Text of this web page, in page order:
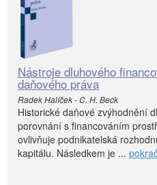
Nástroje dluhového
daňového práva
Radek Halíček - C. H. Beck
Historické daňové zvýhodnění
porovnání s financováním
ovlivňuje podnikatelská
kapitálu. Následkem je ...